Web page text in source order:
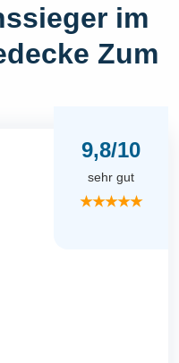
im
Zum
9,8/10
sehr gut
★★★★★